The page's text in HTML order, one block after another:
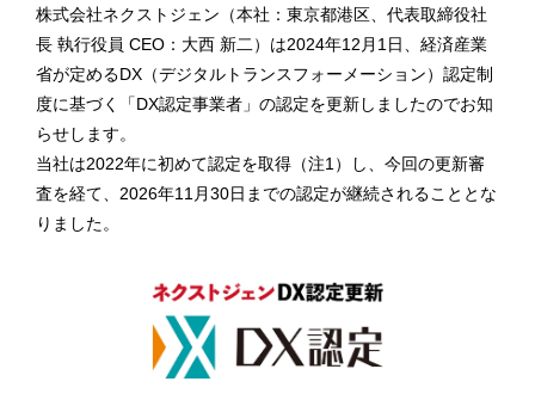
株式会社ネクストジェン（本社：東京都港区、代表取締役社
長 執行役員 CEO：大西 新二）は2024年12月1日、経済産業
省が定めるDX（デジタルトランスフォーメーション）認定制
度に基づく「DX認定事業者」の認定を更新しましたのでお知
らせします。
当社は2022年に初めて認定を取得（注1）し、今回の更新審
査を経て、2026年11月30日までの認定が継続されることとな
りました。